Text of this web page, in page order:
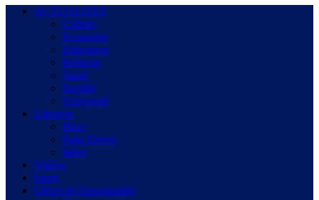
ACTUALITES
Culture
Economie
Education
Religion
Santé
Société
Université
Lifestyle
Buzz
Faits Divers
Idées
Vidéos
Sport
Offres & Opportunités